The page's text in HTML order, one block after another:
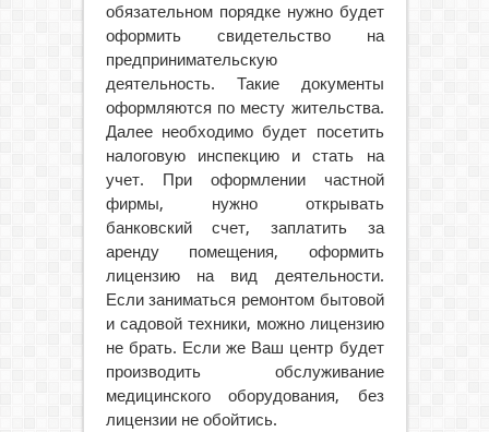
обязательном порядке нужно будет
оформить свидетельство на
предпринимательскую
деятельность. Такие документы
оформляются по месту жительства.
Далее необходимо будет посетить
налоговую инспекцию и стать на
учет. При оформлении частной
фирмы, нужно открывать
банковский счет, заплатить за
аренду помещения, оформить
лицензию на вид деятельности.
Если заниматься ремонтом бытовой
и садовой техники, можно лицензию
не брать. Если же Ваш центр будет
производить обслуживание
медицинского оборудования, без
лицензии не обойтись.